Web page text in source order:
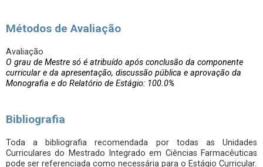
Métodos de Avaliação
Avaliação
O grau de Mestre só é atribuído após conclusão da componente
curricular e da apresentação, discussão pública e aprovação da
Monografia e do Relatório de Estágio: 100.0%
Bibliografia
Toda a bibliografia recomendada por todas as Unidades
Curriculares do Mestrado Integrado em Ciências Farmacêuticas
pode ser referenciada como necessária para o Estágio Curricular.